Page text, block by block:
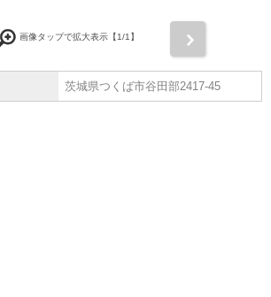
画像タップで拡大表示【1/1】
茨城県つくば市谷田部2417-45